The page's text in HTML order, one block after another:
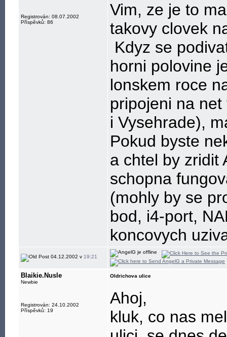
Registrován: 08.07.2002
Příspěvků: 86
Vim, ze je to
takovy clovek
Kdyz se
horni polovine
lonskem roce
pripojeni na
i Vysehrade),
Pokud byste
a chtel by zridit
schopna
(mohly by se
bod, i4-port,
koncovych
04.12.2002 v 19:21
Blaikie.Nusle
Newbie
Registrován: 24.10.2002
Příspěvků: 19
Oldrichova ulice
Ahoj,
kluk, co nas